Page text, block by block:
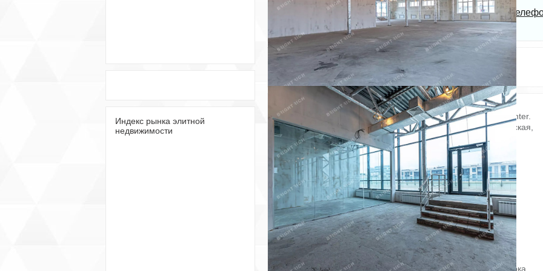
Индекс рынка элитной
недвижимости
Bright Rich | CORFAC
International
Показать
Электричество: есть
Отопление: есть
Состояние ремонта: Отличное
Этажей всего: 5
Снять, арендовать офисное помещение:
Офисное помещение 1 137 кв. м в бизнес-центре Bogush center.
Район: Адмиралтейский. Ближайшие станции метро: Балтийская,
Технологический институт-2.
Характеристики:
- Класс: B +;
- Реконструкция: Да;
- Арендопригодная площадь: 5500;
- Код налоговой: 39;
- Размер типового этажа: 1200;
- Высота потолков: 2.8 м, 3.8 м;
- Кол-во мест наземного паркинга: 9.
Арендная ставка: 2 638.5 руб. /кв. м в месяц.
Финансовые условия:
- В стоимость включено: Коммунальные услуги, НДС;
- Оплачивается отдельно: OPEX, Интернет, Телефония, Уборка,